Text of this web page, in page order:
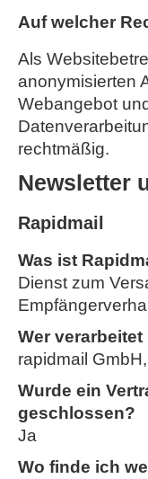
Auf welcher
Als
anonymisierten
Webangebot
rechtmäßig.
Newsletter
Rapidmail
Was ist
Dienst zum
Wer verarbeitet
rapidmail
Wurde ein
geschlossen?
Ja
Wo finde ich